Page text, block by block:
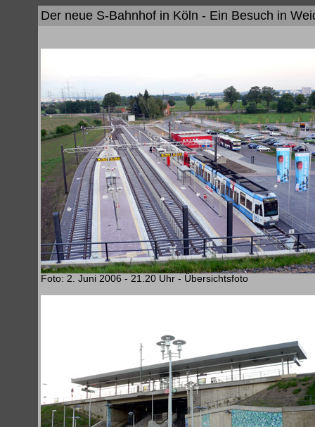
Der neue S-Bahnhof in Köln - Ein Besuch in
Foto: 2. Juni 2006 - 21.20 Uhr - Übersichtsfoto